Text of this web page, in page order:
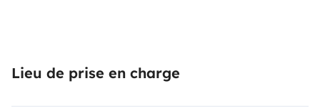
Lieu de prise en charge